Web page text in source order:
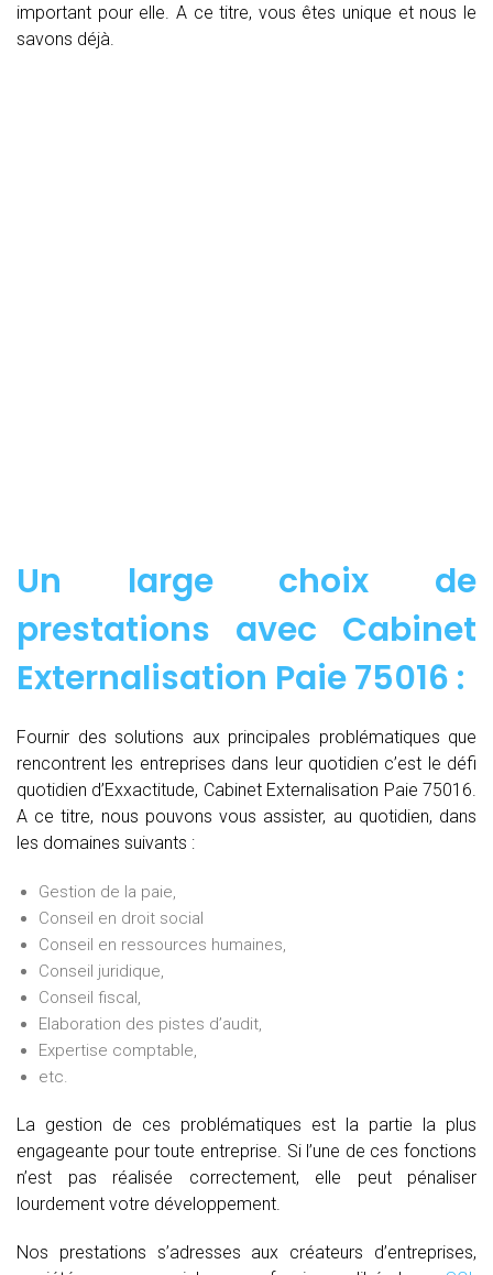
important pour elle. A ce titre, vous êtes unique et nous le
savons déjà.
Un large choix de
prestations avec Cabinet
Externalisation Paie 75016 :
Fournir des solutions aux principales problématiques que
rencontrent les entreprises dans leur quotidien c’est le défi
quotidien d’Exxactitude, Cabinet Externalisation Paie 75016.
A ce titre, nous pouvons vous assister, au quotidien, dans
les domaines suivants :
Gestion de la paie,
Conseil en droit social
Conseil en ressources humaines,
Conseil juridique,
Conseil fiscal,
Elaboration des pistes d’audit,
Expertise comptable,
etc.
La gestion de ces problématiques est la partie la plus
engageante pour toute entreprise. Si l’une de ces fonctions
n’est pas réalisée correctement, elle peut pénaliser
lourdement votre développement.
Nos prestations s’adresses aux créateurs d’entreprises,